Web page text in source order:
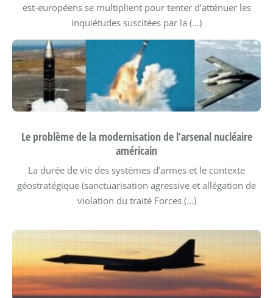
est-européens se multiplient pour tenter d’atténuer les
inquiétudes suscitées par la (…)
Le problème de la modernisation de l’arsenal nucléaire
américain
La durée de vie des systèmes d’armes et le contexte
géostratégique (sanctuarisation agressive et allégation de
violation du traité Forces (…)